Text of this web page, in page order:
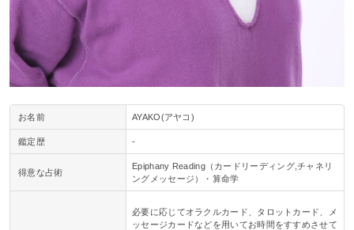
お名前 AYAKO(アヤコ)
鑑定歴 -
得意な占術
Epiphany Reading（カードリーディング,チャネリ
ングメッセージ）・算命学
必要に応じてオラクルカード、タロットカード、メ
ッセージカードなどを用いてお時間をすすめさせて